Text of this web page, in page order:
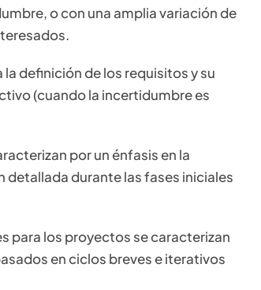
o con una amplia variación de
definición de los requisitos y su
(cuando la incertidumbre es
por un énfasis en la
durante las fases iniciales
para los proyectos se caracterizan
en ciclos breves e iterativos